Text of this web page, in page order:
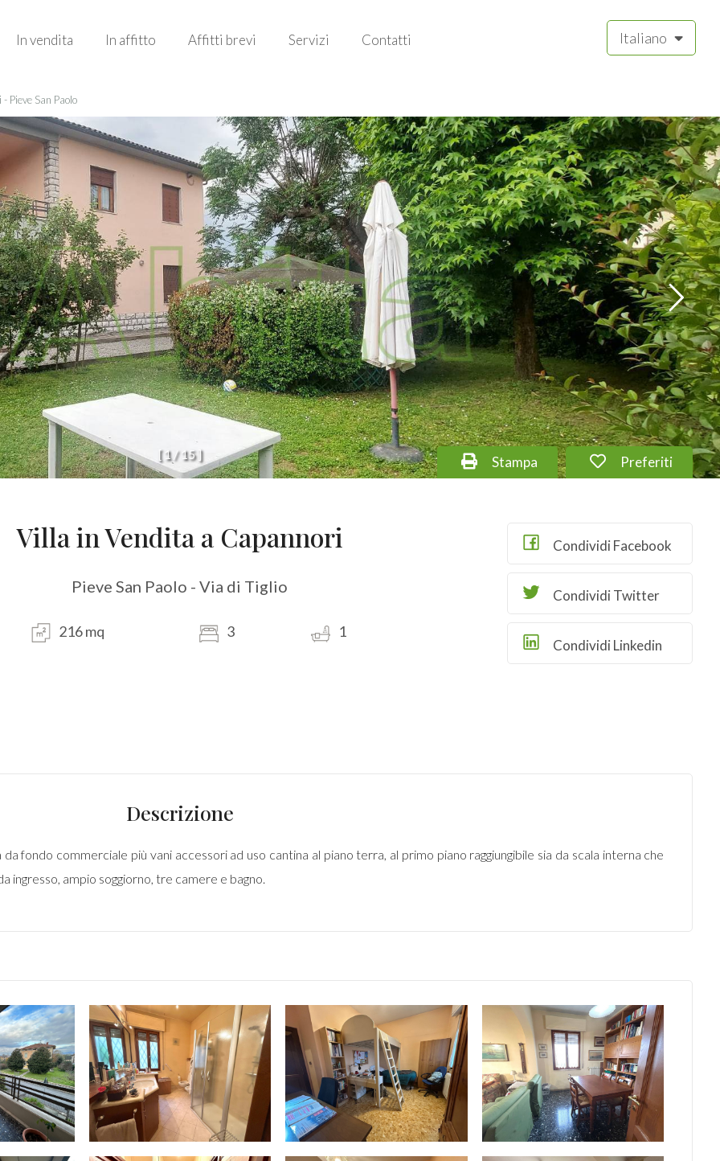
Italiano
In vendita In affitto Affitti brevi Servizi Contatti
Pieve San Paolo
[ 1 / 15 ]
Villa in Vendita a Capannori
Pieve San Paolo - Via di Tiglio
216 mq 3 1
Preferiti
Stampa
Condividi Facebook
Condividi Twitter
Condividi Linkedin
Descrizione
fondo commerciale più vani accessori ad uso cantina al piano terra, al primo piano raggiungibile sia da scala interna che
ampio soggiorno, tre camere e bagno.